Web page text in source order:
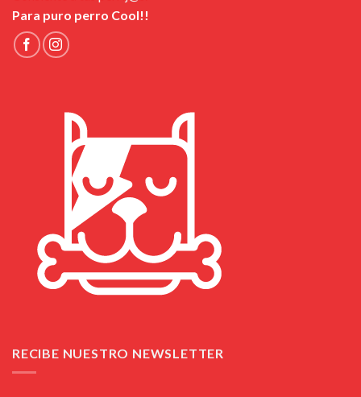
Para puro perro Cool!!
RECIBE NUESTRO NEWSLETTER